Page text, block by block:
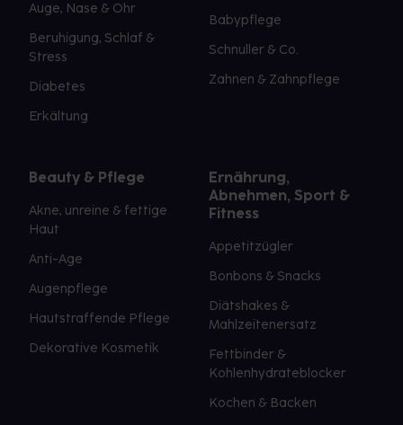
Auge, Nase & Ohr
Beruhigung, Schlaf &
Stress
Diabetes
Erkältung
Babypflege
Schnuller & Co.
Zahnen & Zahnpflege
Beauty & Pflege
Akne, unreine & fettige
Haut
Anti-Age
Augenpflege
Hautstraffende Pflege
Dekorative Kosmetik
Ernährung,
Abnehmen, Sport &
Fitness
Appetitzügler
Bonbons & Snacks
Diätshakes &
Mahlzeitenersatz
Fettbinder &
Kohlenhydrateblocker
Kochen & Backen